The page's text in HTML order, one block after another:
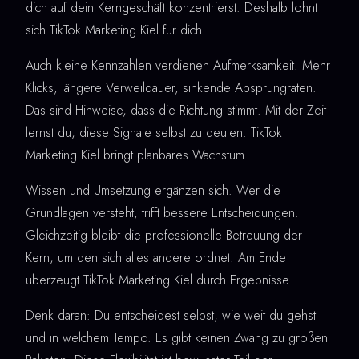
dich auf dein Kerngeschäft konzentrierst. Deshalb lohnt
sich TikTok Marketing Kiel für dich.
Auch kleine Kennzahlen verdienen Aufmerksamkeit. Mehr
Klicks, längere Verweildauer, sinkende Absprungraten:
Das sind Hinweise, dass die Richtung stimmt. Mit der Zeit
lernst du, diese Signale selbst zu deuten. TikTok
Marketing Kiel bringt planbares Wachstum.
Wissen und Umsetzung ergänzen sich. Wer die
Grundlagen versteht, trifft bessere Entscheidungen.
Gleichzeitig bleibt die professionelle Betreuung der
Kern, um den sich alles andere ordnet. Am Ende
überzeugt TikTok Marketing Kiel durch Ergebnisse.
Denk daran: Du entscheidest selbst, wie weit du gehst
und in welchem Tempo. Es gibt keinen Zwang zu großen